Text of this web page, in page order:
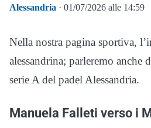
Alessandria · 01/07/2026 alle 14:59
Nella nostra pagina sportiva,
alessandrina; parleremo anche
serie A del padel Alessandria.
Manuela Falleti verso i